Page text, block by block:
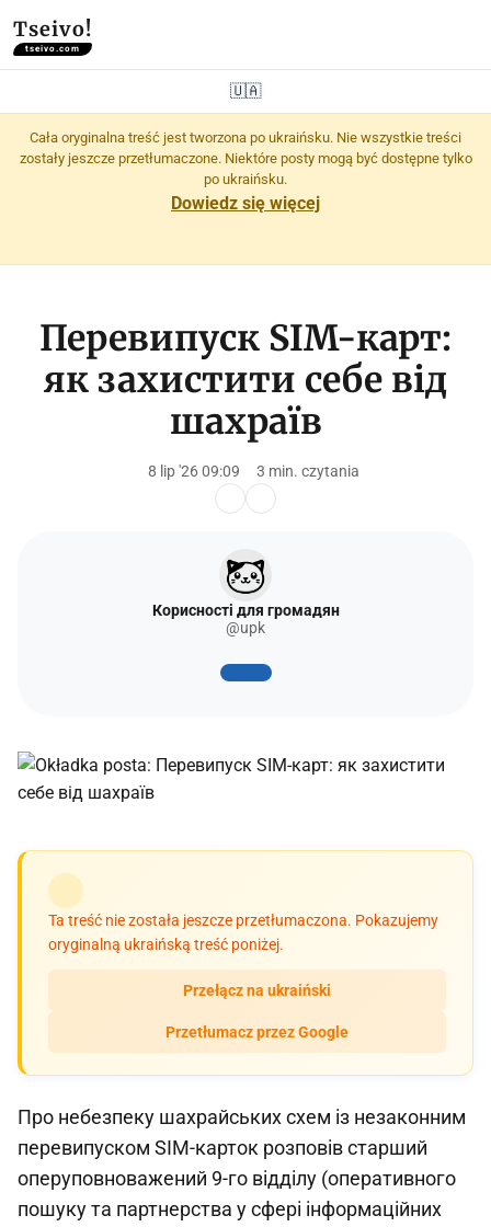
Tseivo!
tseivo.com
🇺🇦
Cała oryginalna treść jest tworzona po ukraińsku. Nie wszystkie treści
zostały jeszcze przetłumaczone. Niektóre posty mogą być dostępne tylko
po ukraińsku.
Dowiedz się więcej
Перевипуск SIM-карт:
як захистити себе від
шахраїв
8 lip '26 09:09 3 min. czytania
Корисності для громадян
@upk
Ta treść nie została jeszcze przetłumaczona. Pokazujemy
oryginalną ukraińską treść poniżej.
Przełącz na ukraiński
Przetłumacz przez Google
Про небезпеку шахрайських схем із незаконним
перевипуском SIM-карток розповів старший
оперуповноважений 9-го відділу (оперативного
пошуку та партнерства у сфері інформаційних